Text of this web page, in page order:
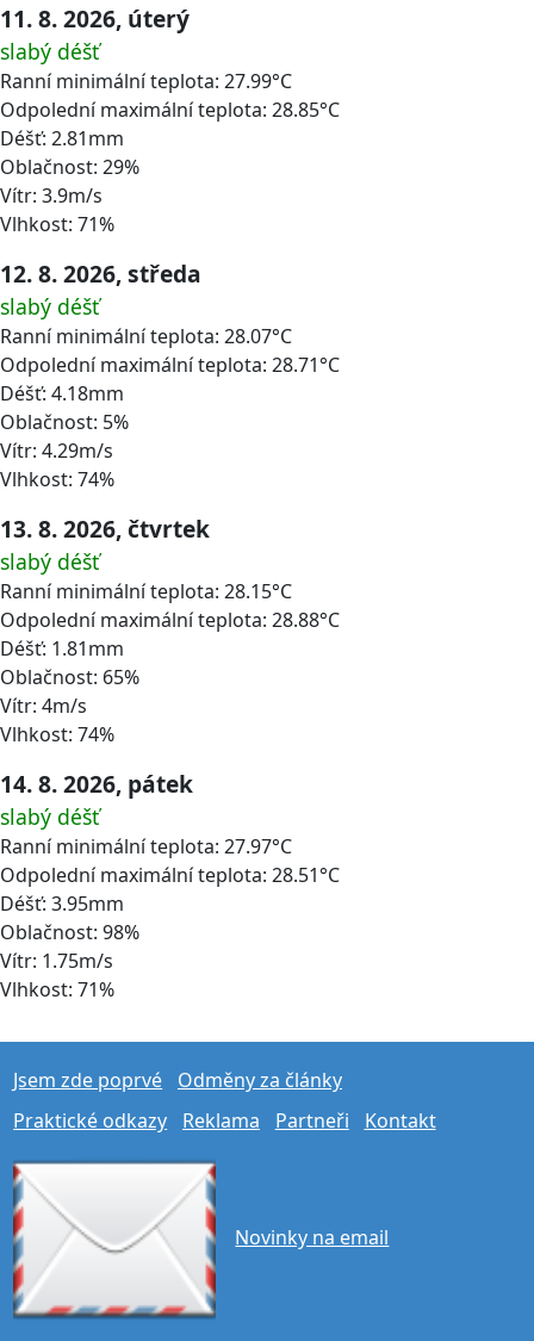
11. 8. 2026, úterý
slabý déšť
Ranní minimální teplota: 27.99°C
Odpolední maximální teplota: 28.85°C
Déšť: 2.81mm
Oblačnost: 29%
Vítr: 3.9m/s
Vlhkost: 71%
12. 8. 2026, středa
slabý déšť
Ranní minimální teplota: 28.07°C
Odpolední maximální teplota: 28.71°C
Déšť: 4.18mm
Oblačnost: 5%
Vítr: 4.29m/s
Vlhkost: 74%
13. 8. 2026, čtvrtek
slabý déšť
Ranní minimální teplota: 28.15°C
Odpolední maximální teplota: 28.88°C
Déšť: 1.81mm
Oblačnost: 65%
Vítr: 4m/s
Vlhkost: 74%
14. 8. 2026, pátek
slabý déšť
Ranní minimální teplota: 27.97°C
Odpolední maximální teplota: 28.51°C
Déšť: 3.95mm
Oblačnost: 98%
Vítr: 1.75m/s
Vlhkost: 71%
Jsem zde poprvé
Odměny za články
Praktické odkazy
Reklama Partneři Kontakt
Novinky na email